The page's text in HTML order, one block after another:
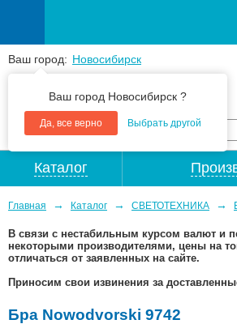
Ваш город: Новосибирск
Ваш город Новосибирск ?
Да, все верно Выбрать другой
+7(383) 213 79 30
Каталог
Главная → Каталог → СВЕТОТЕХНИКА →
В связи с нестабильным курсом валют и
некоторыми производителями, цены на
отличаться от заявленных на сайте.
Приносим свои извинения за
Бра Nowodvorski 9742